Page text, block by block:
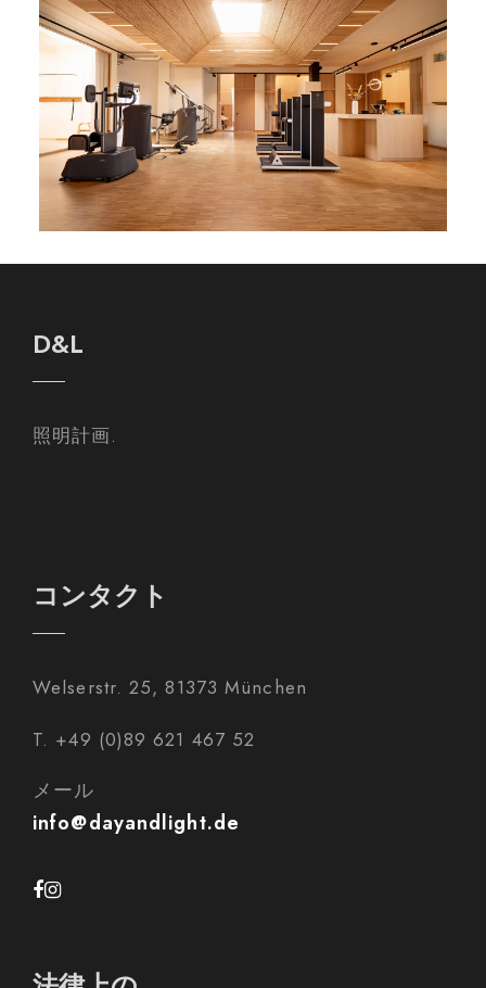
D&L
照明計画.
コンタクト
Welserstr. 25, 81373 München
T. +49 (0)89 621 467 52
メール
info@dayandlight.de